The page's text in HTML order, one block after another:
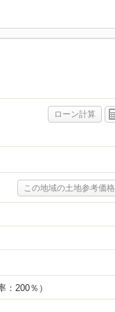
ローン計算
この地域の土地参考価格
：200％）